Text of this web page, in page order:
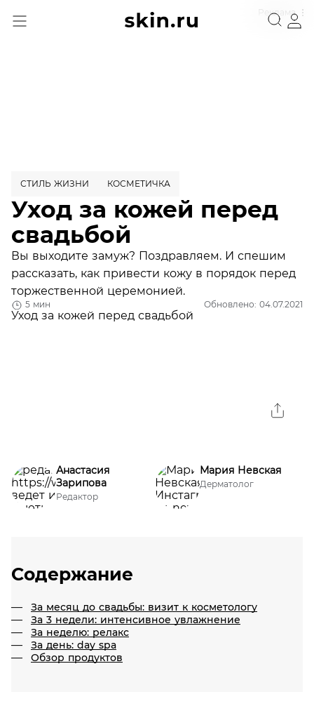
Реклама
5 мин Обновлено: 04.07.2021
СТИЛЬ ЖИЗНИ КОСМЕТИЧКА
Уход за кожей перед
свадьбой
Вы выходите замуж? Поздравляем. И спешим
рассказать, как привести кожу в порядок перед
торжественной церемонией.
Анастасия
Зарипова
Редактор
Мария Невская
Дерматолог
Содержание
За месяц до свадьбы: визит к косметологу
За 3 недели: интенсивное увлажнение
За неделю: релакс
За день: day spa
Обзор продуктов